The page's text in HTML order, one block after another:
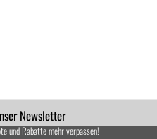
Newsletter
und Rabatte mehr verpassen!